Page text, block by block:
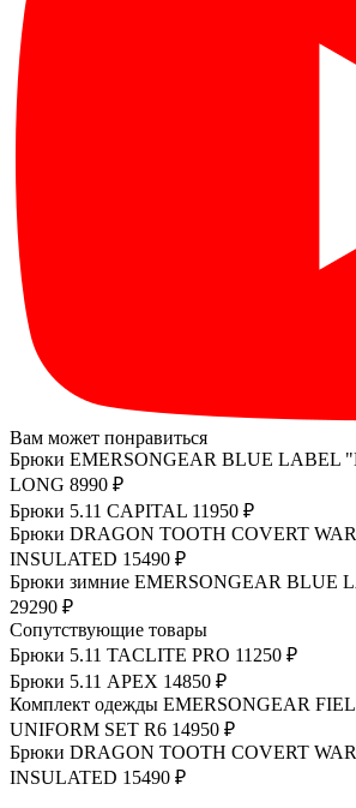
Вам может понравиться
Брюки EMERSONGEAR BLUE LABEL
LONG 8990 ₽
Брюки 5.11 CAPITAL 11950 ₽
Брюки DRAGON TOOTH COVERT
INSULATED 15490 ₽
Брюки зимние EMERSONGEAR BLUE
29290 ₽
Сопутствующие товары
Брюки 5.11 TACLITE PRO 11250 ₽
Брюки 5.11 APEX 14850 ₽
Комплект одежды EMERSONGEAR
UNIFORM SET R6 14950 ₽
Брюки DRAGON TOOTH COVERT
INSULATED 15490 ₽